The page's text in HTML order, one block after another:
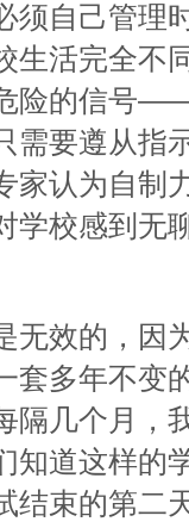
须自己管理
生活完全不
险的信号
需要遵从指
家认为自制
学校感到无
无效的，因
套多年不变
隔几个月，
知道这样的
结束的第二